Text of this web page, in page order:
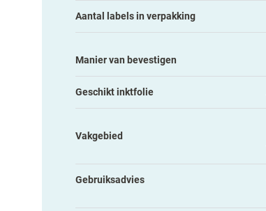
Aantal labels in verpakking
Manier van bevestigen
Geschikt inktfolie
Vakgebied
Gebruiksadvies